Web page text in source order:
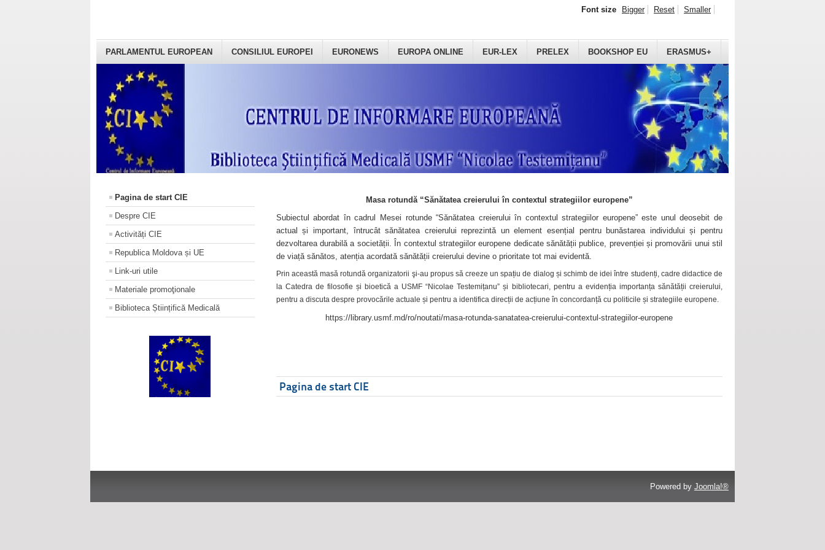
PARLAMENTUL EUROPEAN CONSILIUL EUROPEI EURONEWS EUROPA ONLINE EUR-LEX PRELEX BOOKSHOP EU ERASMUS+
Font size Bigger Reset Smaller
Pagina de start CIE
Despre CIE
Activități CIE
Republica Moldova și UE
Link-uri utile
Materiale promoţionale
Biblioteca Științifică Medicală
Masa rotundă “Sănătatea creierului în contextul strategiilor europene”
Subiectul abordat în cadrul Mesei rotunde “Sănătatea creierului în contextul strategiilor europene” este unul deosebit de
actual și important, întrucât sănătatea creierului reprezintă un element esențial pentru bunăstarea individului și pentru
dezvoltarea durabilă a societății. În contextul strategiilor europene dedicate sănătății publice, prevenției și promovării unui stil
de viață sănătos, atenția acordată sănătății creierului devine o prioritate tot mai evidentă.
Prin această masă rotundă organizatorii şi-au propus să creeze un spațiu de dialog și schimb de idei între studenți, cadre didactice de
la Catedra de filosofie și bioetică a USMF “Nicolae Testemițanu” și bibliotecari, pentru a evidenția importanța sănătății creierului,
pentru a discuta despre provocările actuale și pentru a identifica direcții de acțiune în concordanță cu politicile și strategiile europene.
https://library.usmf.md/ro/noutati/masa-rotunda-sanatatea-creierului-contextul-strategiilor-europene
Pagina de start CIE
Powered by Joomla!®